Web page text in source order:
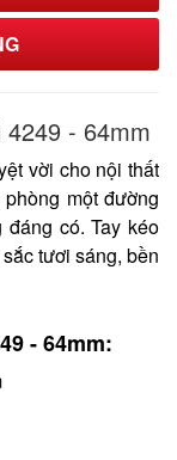
- 64mm
vời cho nội thất
một đường
đáng có. Tay kéo
tươi sáng, bền
- 64mm: